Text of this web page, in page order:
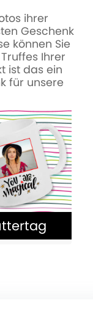
zum
eigenen
die ganze
ihrer
Geschenk
können Sie
Ihrer
ist das ein
für unsere